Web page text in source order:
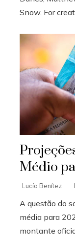
Snow. For
Médio
Lucía Benítez
A questão do
média para
montante